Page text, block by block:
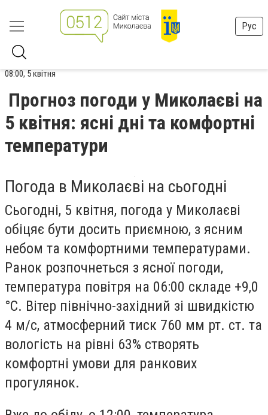
Рус
08:00, 5 квітня
Прогноз погоди у Миколаєві на
5 квітня: ясні дні та комфортні
температури
Погода в Миколаєві на сьогодні
Сьогодні, 5 квітня, погода у Миколаєві
обіцяє бути досить приємною, з ясним
небом та комфортними температурами.
Ранок розпочнеться з ясної погоди,
температура повітря на 06:00 складе +9,0
°С. Вітер північно-західний зі швидкістю
4 м/с, атмосферний тиск 760 мм рт. ст. та
вологість на рівні 63% створять
комфортні умови для ранкових
прогулянок.